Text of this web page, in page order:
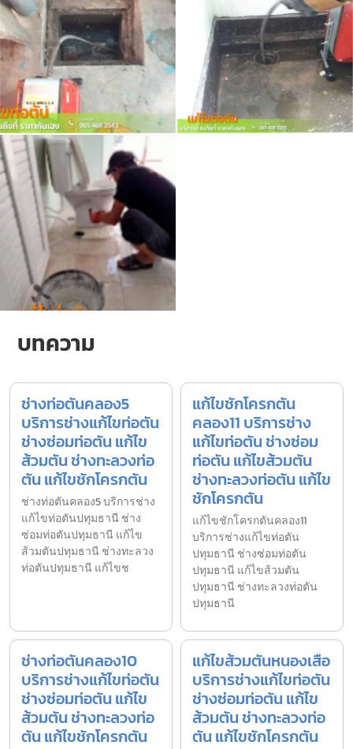
บทความ
ช่างท่อตันคลอง5
บริการช่างแก้ไขท่อตัน
ช่างซ่อมท่อตัน แก้ไข
ส้วมตัน ช่างทะลวงท่อ
ตัน แก้ไขชักโครกตัน
ช่างท่อตันคลอง5 บริการช่าง
แก้ไขท่อตันปทุมธานี ช่าง
ซ่อมท่อตันปทุมธานี แก้ไข
ส้วมตันปทุมธานี ช่างทะลวง
ท่อตันปทุมธานี แก้ไขช
แก้ไขชักโครกตัน
คลอง11 บริการช่าง
แก้ไขท่อตัน ช่างซ่อม
ท่อตัน แก้ไขส้วมตัน
ช่างทะลวงท่อตัน แก้ไข
ชักโครกตัน
แก้ไขชักโครกตันคลอง11
บริการช่างแก้ไขท่อตัน
ปทุมธานี ช่างซ่อมท่อตัน
ปทุมธานี แก้ไขส้วมตัน
ปทุมธานี ช่างทะลวงท่อตัน
ปทุมธานี
ช่างท่อตันคลอง10
บริการช่างแก้ไขท่อตัน
ช่างซ่อมท่อตัน แก้ไข
ส้วมตัน ช่างทะลวงท่อ
ตัน แก้ไขชักโครกตัน
แก้ไขส้วมตันหนองเสือ
บริการช่างแก้ไขท่อตัน
ช่างซ่อมท่อตัน แก้ไข
ส้วมตัน ช่างทะลวงท่อ
ตัน แก้ไขชักโครกตัน